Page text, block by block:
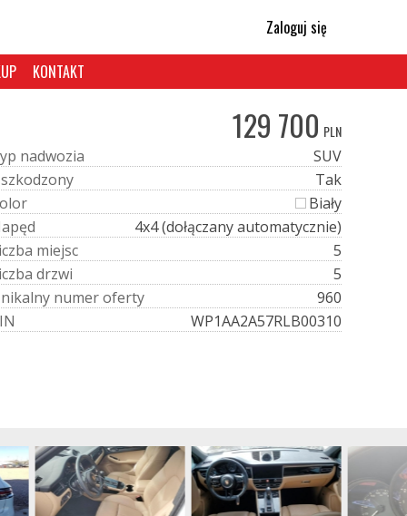
Zaloguj się
KONTAKT
129 700 PLN
yp nadwozia
SUV
szkodzony
Tak
olor
Biały
apęd
4x4 (dołączany automatycznie)
iczba miejsc
5
iczba drzwi
5
nikalny numeroferty
960
IN WP1AA2A57RLB00310